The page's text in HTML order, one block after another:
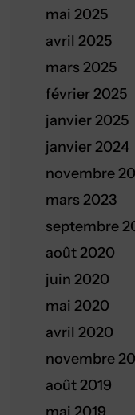
mai 2025
avril 2025
mars 2025
février 2025
janvier 2025
janvier 2024
novembre
mars 2023
septembre
août 2020
juin 2020
mai 2020
avril 2020
novembre
août 2019